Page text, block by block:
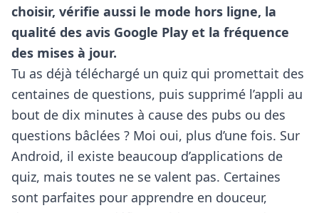
choisir, vérifie aussi le mode hors ligne, la
qualité des avis Google Play et la fréquence
des mises à jour.
Tu as déjà téléchargé un quiz qui promettait des
centaines de questions, puis supprimé l’appli au
bout de dix minutes à cause des pubs ou des
questions bâclées ? Moi oui, plus d’une fois. Sur
Android, il existe beaucoup d’applications de
quiz, mais toutes ne se valent pas. Certaines
sont parfaites pour apprendre en douceur,